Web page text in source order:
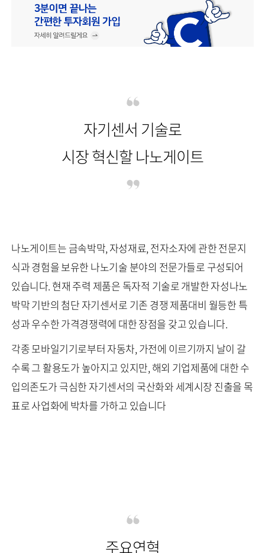
자기센서 기술로
시장 혁신할 나노게이트
나노게이트는 금속박막, 자성재료, 전자소자에 관한 전문지
식과 경험을 보유한 나노기술 분야의 전문가들로 구성되어
있습니다. 현재 주력 제품은 독자적 기술로 개발한 자성나노
박막 기반의 첨단 자기센서로 기존 경쟁 제품대비 월등한 특
성과 우수한 가격경쟁력에 대한 장점을 갖고 있습니다.
각종 모바일기기로부터 자동차, 가전에 이르기까지 날이 갈
수록 그 활용도가 높아지고 있지만, 해외 기업제품에 대한 수
입의존도가 극심한 자기센서의 국산화와 세계시장 진출을 목
표로 사업화에 박차를 가하고 있습니다
주요연혁